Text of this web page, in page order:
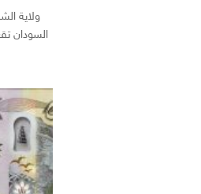
ولاية
السودان